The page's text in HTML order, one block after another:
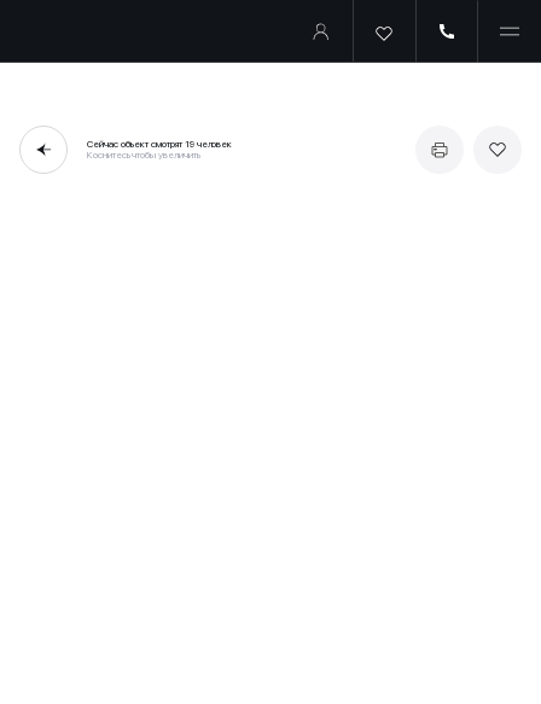
Сейчас объект смотрят19 человек
Коснитесь чтобы увеличить